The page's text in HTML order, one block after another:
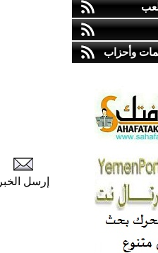
وأحزاب
إرسل الخبر